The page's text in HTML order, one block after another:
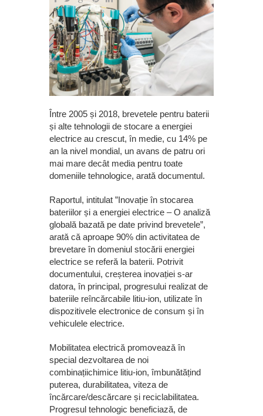
Între 2005 și 2018, brevetele pentru baterii
și alte tehnologii de stocare a energiei
electrice au crescut, în medie, cu 14% pe
an la nivel mondial, un avans de patru ori
mai mare decât media pentru toate
domeniile tehnologice, arată documentul.
Raportul, intitulat ”Inovație în stocarea
bateriilor și a energiei electrice – O analiză
globală bazată pe date privind brevetele”,
arată că aproape 90% din activitatea de
brevetare în domeniul stocării energiei
electrice se referă la baterii. Potrivit
documentului, creșterea inovației s-ar
datora, în principal, progresului realizat de
bateriile reîncărcabile litiu-ion, utilizate în
dispozitivele electronice de consum și în
vehiculele electrice.
Mobilitatea electrică promovează în
special dezvoltarea de noi
combinațiichimice litiu-ion, îmbunătățind
puterea, durabilitatea, viteza de
încărcare/descărcare și reciclabilitatea.
Progresul tehnologic beneficiază, de